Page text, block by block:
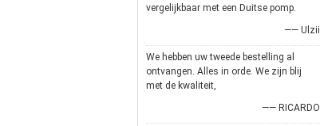
vergelijkbaar met een Duitse pomp.
—— Ulzii
We hebben uw tweede bestelling al
ontvangen. Alles in orde. We zijn blij
met de kwaliteit,
—— RICARDO